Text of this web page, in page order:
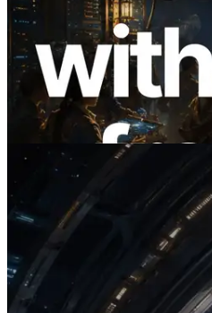
ERPC, Solana
7개 리전 ping 측정으
Validators
이 글 읽기